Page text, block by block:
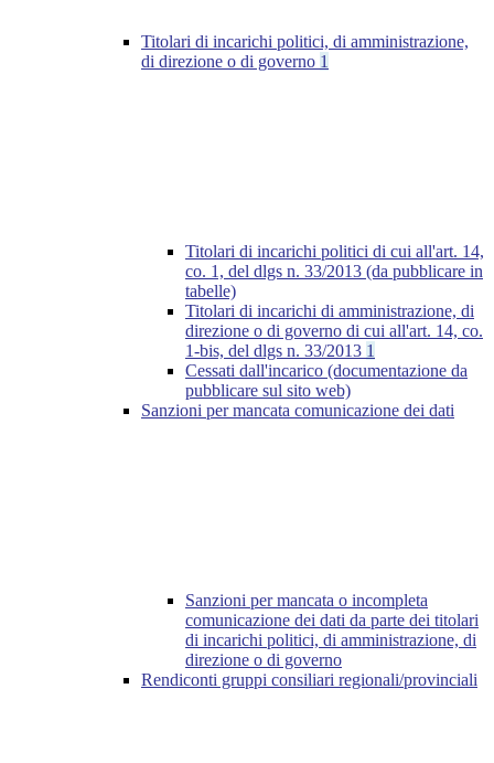
Titolari di incarichi politici, di amministrazione,
di direzione o di governo 1
Titolari di incarichi politici di cui all'art. 14,
co. 1, del dlgs n. 33/2013 (da pubblicare in
tabelle)
Titolari di incarichi di amministrazione, di
direzione o di governo di cui all'art. 14, co.
1-bis, del dlgs n. 33/2013 1
Cessati dall'incarico (documentazione da
pubblicare sul sito web)
Sanzioni per mancata comunicazione dei dati
Sanzioni per mancata o incompleta
comunicazione dei dati da parte dei titolari
di incarichi politici, di amministrazione, di
direzione o di governo
Rendiconti gruppi consiliari regionali/provinciali